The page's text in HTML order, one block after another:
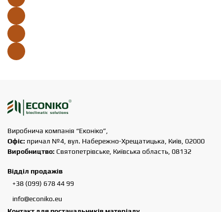
Виробнича компанія “Еконіко”,
Офіс: причал №4, вул. Набережно-Хрещатицька, Київ, 02000
Виробництво: Святопетрівське, Київська область, 08132
Відділ продажів
+38 (099) 678 44 99
info@econiko.eu